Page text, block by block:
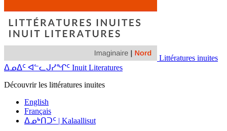
Littératures inuites
ᐃᓄᐃᑦ ᐊᓪᓚᒍᓯᖏᑦ Inuit Literatures
Découvrir les littératures inuites
English
Français
ᐃᓄᒃᑎᑐᑦ | Kalaallisut